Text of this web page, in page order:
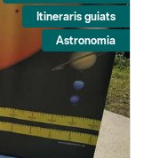
Itineraris guiats
Astronomia